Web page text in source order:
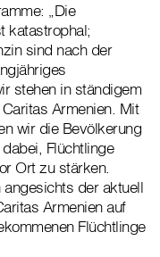
„Die
katastrophal;
sind nach der
stehen in ständigem
Armenien. Mit
wir die Bevölkerung
Flüchtlinge
Ort zu stärken.
der aktuell
Armenien auf
Flüchtlinge